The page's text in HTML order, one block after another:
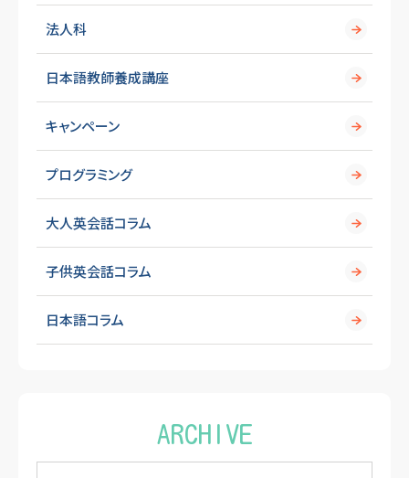
法人科
日本語教師養成講座
キャンペーン
プログラミング
大人英会話コラム
子供英会話コラム
日本語コラム
ARCHIVE